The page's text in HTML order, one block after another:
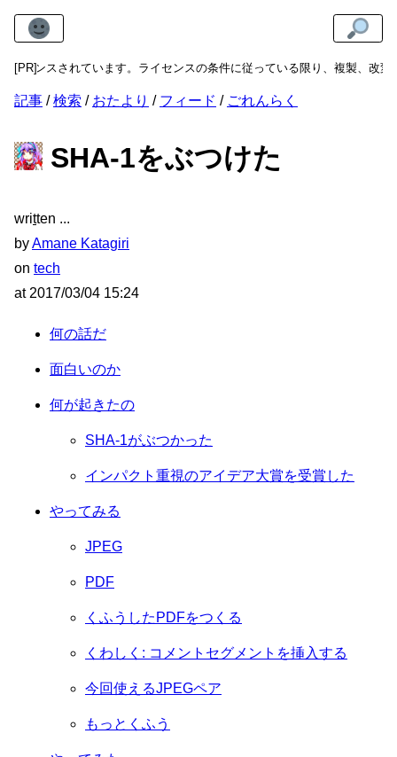
[PR]
されています。ライセンスの条件に従っている限り、複製、改変、再配
記事 検索 おたより フィード ごれんらく
SHA-1をぶつけた
written
byAmane Katagiri
on tech
at 2017/03/04 15:24
何の話だ
面白いのか
何が起きたの
SHA-1がぶつかった
インパクト重視のアイデア大賞を受賞した
やってみる
JPEG
PDF
くふうしたPDFをつくる
くわしく: コメントセグメントを挿入する
今回使えるJPEGペア
もっとくふう